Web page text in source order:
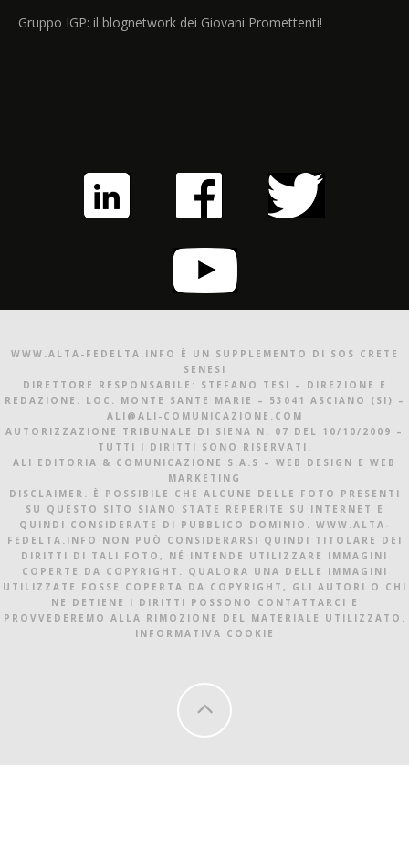
Gruppo IGP: il blognetwork dei Giovani Promettenti!
WWW.ALTA-FEDELTA.INFO È UN SUPPLEMENTO DI SOS CRETE
SENESI
DIRETTORE RESPONSABILE: STEFANO TESI – DIREZIONE E
REDAZIONE: LOC. MONTE SANTE MARIE – 53041 ASCIANO (SI) –
ALI@ALI-COMUNICAZIONE.COM
AUTORIZZAZIONE TRIBUNALE DI SIENA N. 07 DEL 10/10/2009 –
TUTTI I DIRITTI SONO RISERVATI.
ALI EDITORIA & COMUNICAZIONE S.A.S – WEB DESIGN E WEB
MARKETING
DISCLAIMER. È POSSIBILE CHE ALCUNE DELLE FOTO PRESENTI
SU QUESTO SITO SIANO STATE REPERITE SU INTERNET E
QUINDI CONSIDERATE DI PUBBLICO DOMINIO. WWW.ALTA-
FEDELTA.INFO NON PUÒ CONSIDERARSI QUINDI TITOLARE DEI
DIRITTI DI TALI FOTO, NÉ INTENDE UTILIZZARE IMMAGINI
COPERTE DA COPYRIGHT. QUALORA UNA DELLE IMMAGINI
UTILIZZATE FOSSE COPERTA DA COPYRIGHT, GLI AUTORI O CHI
NE DETIENE I DIRITTI POSSONO CONTATTARCI E
PROVVEDEREMO ALLA RIMOZIONE DEL MATERIALE UTILIZZATO.
INFORMATIVA COOKIE